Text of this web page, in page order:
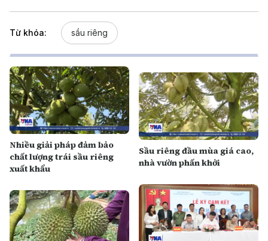
Từ khóa: sầu riêng
Nhiều giải pháp đảm bảo
chất lượng trái sầu riêng
xuất khẩu
Sầu riêng đầu mùa giá cao,
nhà vườn phấn khởi